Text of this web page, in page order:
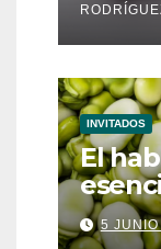
INVITADOS
El
5